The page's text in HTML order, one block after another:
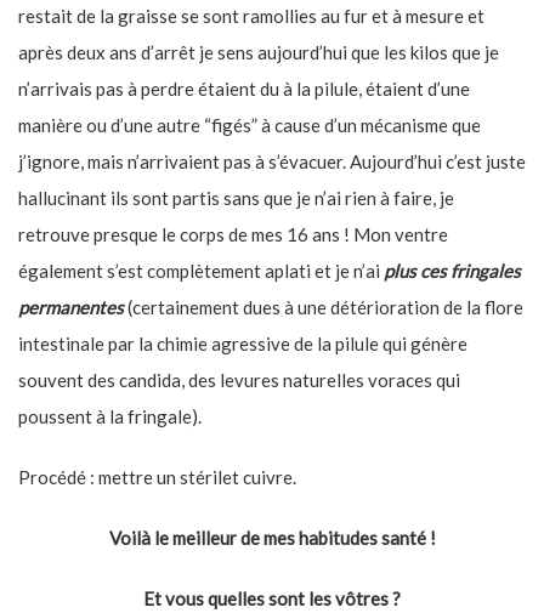
restait de la graisse se sont ramollies au fur et à mesure et
après deux ans d’arrêt je sens aujourd’hui que les kilos que je
n’arrivais pas à perdre étaient du à la pilule, étaient d’une
manière ou d’une autre “figés” à cause d’un mécanisme que
j’ignore, mais n’arrivaient pas à s’évacuer. Aujourd’hui c’est juste
hallucinant ils sont partis sans que je n’ai rien à faire, je
retrouve presque le corps de mes 16 ans ! Mon ventre
également s’est complètement aplati et je n’ai plus ces fringales
permanentes(certainement dues à une détérioration de la flore
intestinale par la chimie agressive de la pilule qui génère
souvent des candida, des levures naturelles voraces qui
poussent à la fringale).
Procédé : mettre un stérilet cuivre.
Voilà le meilleur de mes habitudes santé !
Et vous quelles sont les vôtres ?